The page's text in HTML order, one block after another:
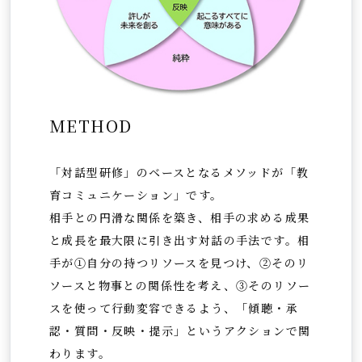
METHOD
「対話型研修」のベースとなるメソッドが「教
育コミュニケーション」です。
相手との円滑な関係を築き、相手の求める成果
と成長を最大限に引き出す対話の手法です。相
手が①自分の持つリソースを見つけ、②そのリ
ソースと物事との関係性を考え、③そのリソー
スを使って行動変容できるよう、「傾聴・承
認・質問・反映・提示」というアクションで関
わります。